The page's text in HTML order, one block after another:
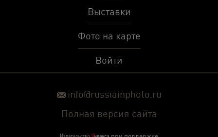
Выставки
Фото на карте
Войти
info@russiainphoto.ru
Полная версия сайта